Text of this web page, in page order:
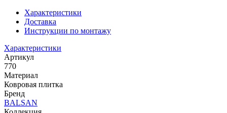
Характеристики
Доставка
Инструкции по монтажу
Характеристики
Артикул
770
Материал
Ковровая плитка
Бренд
BALSAN